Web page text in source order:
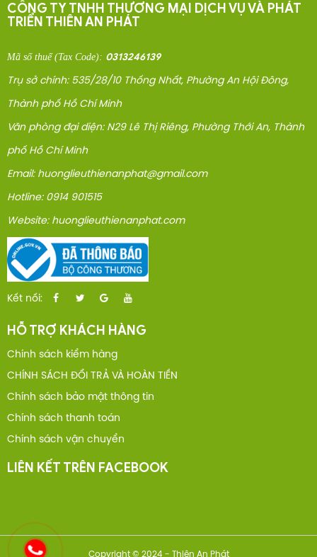
CÔNG TY TNHH THƯƠNG MẠI DỊCH VỤ VÀ PHÁT
TRIỂN THIÊN AN PHÁT
Mã số thuế(Tax Code): 0313246139
Trụ sở chính: 535/28/10 Thống Nhất, Phường An Hội Đông,
Thành phố Hồ Chí Minh
Văn phòng đại diện: N29 Lê Thị Riêng, Phường Thới An, Thành
phố Hồ Chí Minh
Email: huonglieuthienanphat@gmail.com
Hotline: 0914 901515
Website: huonglieuthienanphat.com
Kết nối:
HỖ TRỢ KHÁCH HÀNG
Chính sách kiểm hàng
CHÍNH SÁCH ĐỔI TRẢ VÀ HOÀN TIỀN
Chính sách bảo mật thông tin
Chính sách thanh toán
Chính sách vận chuyển
LIÊN KẾT TRÊN FACEBOOK
Copyright © 2024 - Thiên An Phát